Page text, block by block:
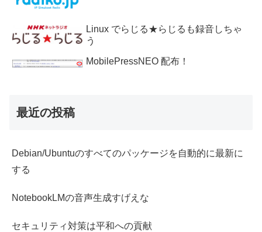
Linux でらじる★らじるも録音しちゃ
う
MobilePressNEO 配布！
最近の投稿
Debian/Ubuntuのすべてのパッケージを自動的に最新に
する
NotebookLMの音声生成すげえな
セキュリティ対策は平和への貢献